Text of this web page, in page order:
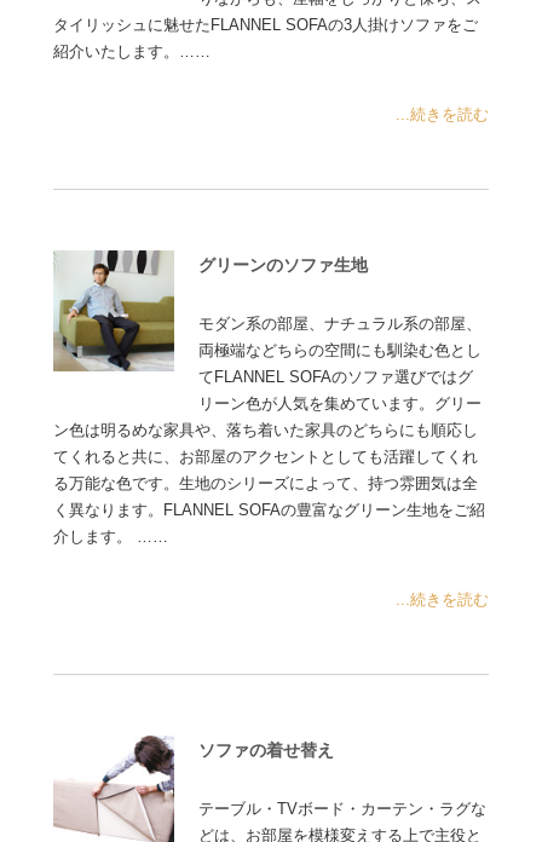
タイリッシュに魅せたFLANNEL SOFAの3人掛けソファをご
紹介いたします。……
...続きを読む
グリーンのソファ生地
モダン系の部屋、ナチュラル系の部屋、
両極端などちらの空間にも馴染む色とし
てFLANNEL SOFAのソファ選びではグ
リーン色が人気を集めています。グリー
ン色は明るめな家具や、落ち着いた家具のどちらにも順応し
てくれると共に、お部屋のアクセントとしても活躍してくれ
る万能な色です。生地のシリーズによって、持つ雰囲気は全
く異なります。FLANNEL SOFAの豊富なグリーン生地をご紹
介します。 ……
...続きを読む
ソファの着せ替え
テーブル・TVボード・カーテン・ラグな
どは、お部屋を模様変えする上で主役と